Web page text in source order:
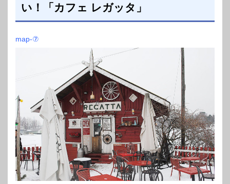
い！「カフェ レガッタ」
map-⑦